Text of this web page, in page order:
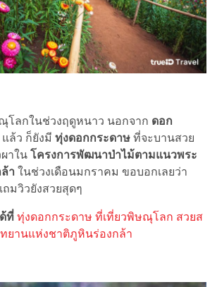
ลกในช่วงฤดูหนาว นอกจาก ดอก
แล้ว ก็ยังมี ทุ่งดอกกระดาษ ที่จะบานสวย
าใน โครงการพัฒนาป่าไม้ตามแนวพระ
า ในช่วงเดือนมกราคม ขอบอกเลยว่า
มวิวยังสวยสุดๆ
ที่ ทุ่งดอกกระดาษ ที่เที่ยวพิษณุโลก สวยส
ยานแห่งชาติภูหินร่องกล้า